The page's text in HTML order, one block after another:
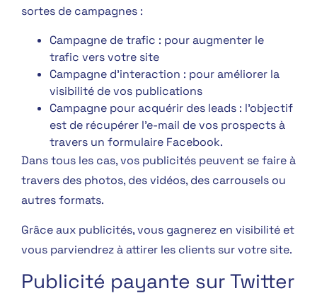
sortes de campagnes :
Campagne de trafic : pour augmenter le
trafic vers votre site
Campagne d’interaction : pour améliorer la
visibilité de vos publications
Campagne pour acquérir des leads : l’objectif
est de récupérer l’e-mail de vos prospects à
travers un formulaire Facebook.
Dans tous les cas, vos publicités peuvent se faire à
travers des photos, des vidéos, des carrousels ou
autres formats.
Grâce aux publicités, vous gagnerez en visibilité et
vous parviendrez à attirer les clients sur votre site.
Publicité payante sur Twitter